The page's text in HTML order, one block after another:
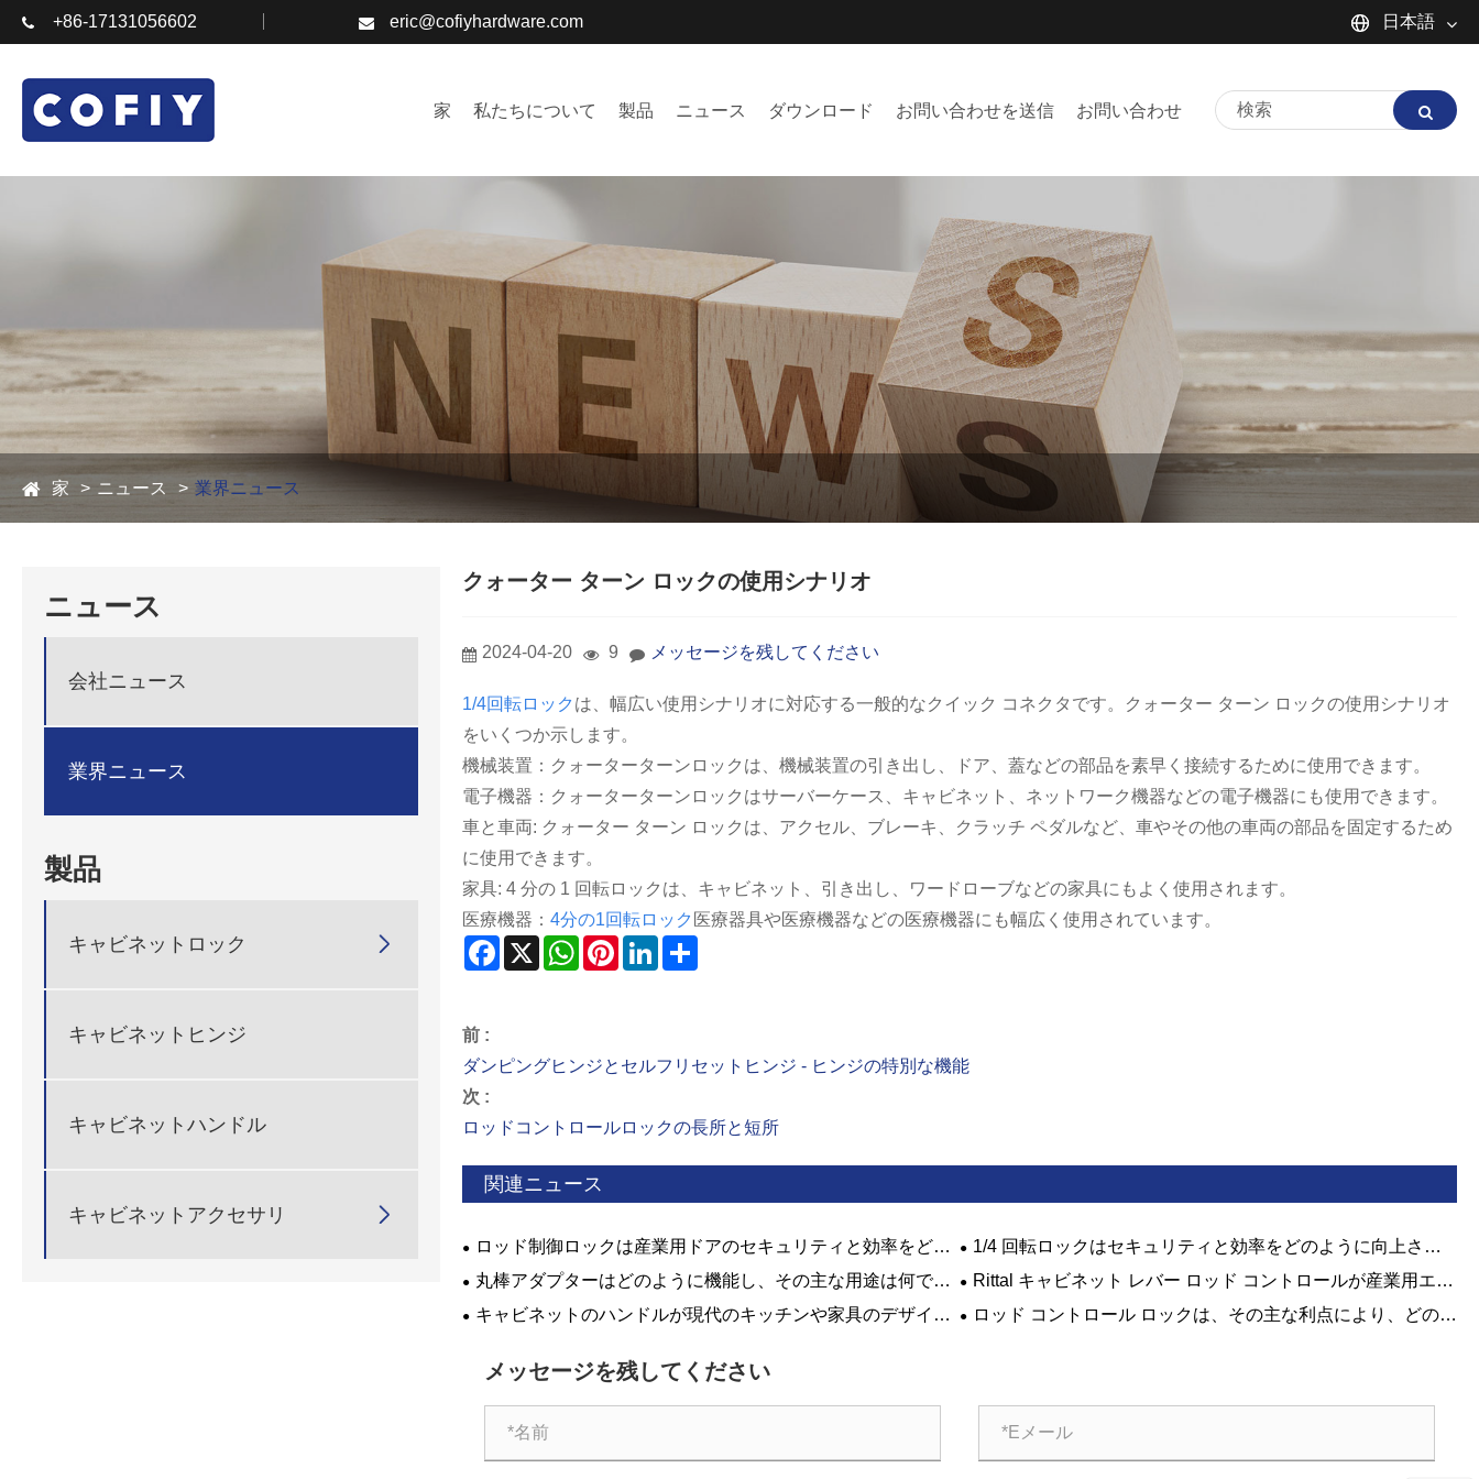
+86-17131056602 eric@cofiyhardware.com 日本語
Deutsch
Italiano
Svenska
Malay
家 私たちについて 製品 ニュース ダウンロード お問い合わせを送信 お問い合わせ
家 ニュース 業界ニュース
ニュース
会社ニュース
業界ニュース
製品
キャビネットロック 
キャビネットヒンジ
キャビネットハンドル
キャビネットアクセサリ 
クォーター ターン ロックの使用シナリオ
2024-04-20 9 メッセージを残してください
1/4回転ロック は、幅広い使用シナリオに対応する一般的なクイック コネクタです。クォーター ターン ロックの使用シナリオ
をいくつか示します。
機械装置：クォーターターンロックは、機械装置の引き出し、ドア、蓋などの部品を素早く接続するために使用できます。
電子機器：クォーターターンロックはサーバーケース、キャビネット、ネットワーク機器などの電子機器にも使用できます。
車と車両: クォーター ターン ロックは、アクセル、ブレーキ、クラッチ ペダルなど、車やその他の車両の部品を固定するため
に使用できます。
家具: 4 分の 1 回転ロックは、キャビネット、引き出し、ワードローブなどの家具にもよく使用されます。
医療機器： 4分の1回転ロック 医療器具や医療機器などの医療機器にも幅広く使用されています。
Facebook
X WhatsAppPinterestLinkedIn
前 :
ダンピングヒンジとセルフリセットヒンジ - ヒンジの特別な機能
次 :
ロッドコントロールロックの長所と短所
関連ニュース
ロッド制御ロックは産業用ドアのセキュリティと効率をどの
ように向上させますか?
1/4 回転ロックはセキュリティと効率をどのように向上させ
ますか?
丸棒アダプターはどのように機能し、その主な用途は何です
か?
Rittal キャビネット レバー ロッド コントロールが産業用エン
クロージャの好ましい選択肢になっているのはなぜですか?
キャビネットのハンドルが現代のキッチンや家具のデザイン
ロッド コントロール ロックは、その主な利点により、どのよ
メッセージを残してください